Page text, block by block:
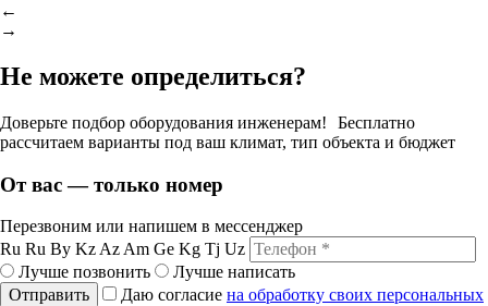
←
→
Не можете определиться?
Доверьте подбор оборудования инженерам! Бесплатно
рассчитаем варианты под ваш климат, тип объекта и бюджет
От вас — только номер
Перезвоним или напишем в мессенджер
Ru Ru By Kz Az Am Ge Kg Tj Uz
Лучше позвонить
Лучше написать
Отправить
Даю согласие на обработку своих персональных